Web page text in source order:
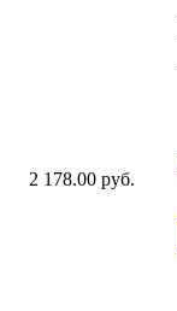
2 178.00 руб.